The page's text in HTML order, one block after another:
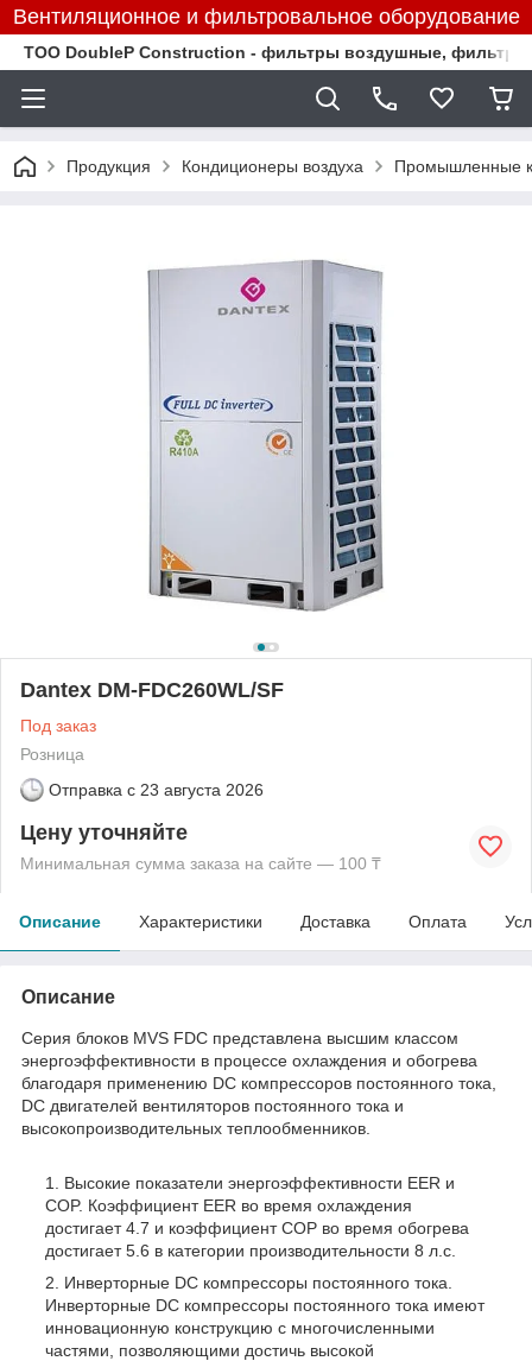
Вентиляционное и фильтровальное оборудование
TOO DoubleP Construction - фильтры воздушные,
Продукция Кондиционеры воздуха Промышленные
Dantex DM-FDC260WL/SF
Под заказ
Розница
Отправка с 23 августа 2026
Цену уточняйте
Минимальная сумма заказа на сайте — 100 ₸
Описание Характеристики Доставка Оплата
Описание
Серия блоков MVS FDC представлена высшим классом
энергоэффективности в процессе охлаждения и обогрева
благодаря применению DC компрессоров постоянного тока,
DC двигателей вентиляторов постоянного тока и
высокопроизводительных теплообменников.
Высокие показатели энергоэффективности EER и
COP. Коэффициент EER во время охлаждения
достигает 4.7 и коэффициент COP во время обогрева
достигает 5.6 в категории производительности 8 л.с.
Инверторные DC компрессоры постоянного тока.
Инверторные DС компрессоры постоянного тока имеют
инновационную конструкцию с многочисленными
частями, позволяющими достичь высокой